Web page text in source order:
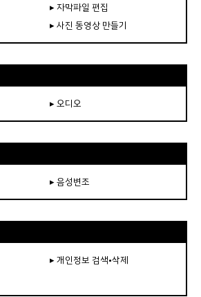
▸ 자막파일 편집
▸ 사진 동영상 만들기
▸ 오디오
▸ 음성변조
▸ 개인정보 검색•삭제